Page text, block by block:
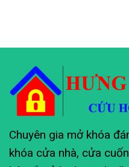
Chuyên gia mở khóa
khóa cửa nhà, cửa